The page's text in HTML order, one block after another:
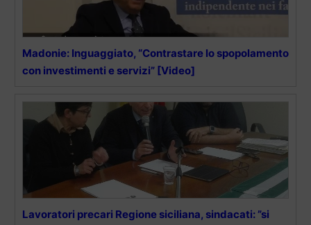
Madonie: Inguaggiato, “Contrastare lo spopolamento
con investimenti e servizi” [Video]
Lavoratori precari Regione siciliana, sindacati: ”si